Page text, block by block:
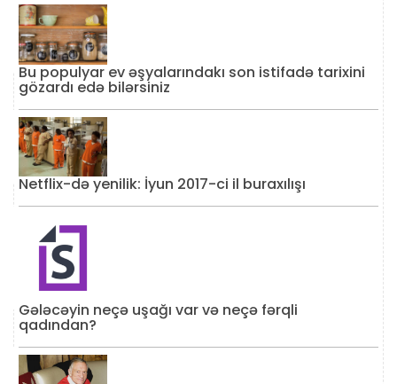
Bu populyar ev əşyalarındakı son istifadə tarixini
gözardı edə bilərsiniz
Netflix-də yenilik: İyun 2017-ci il buraxılışı
Gələcəyin neçə uşağı var və neçə fərqli
qadından?